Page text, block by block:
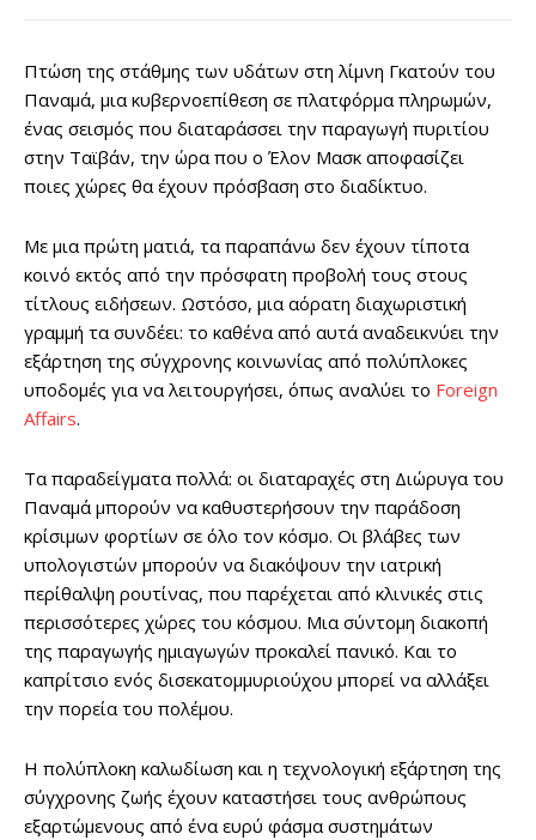
Πτώση της στάθμης των υδάτων στη λίμνη Γκατούν του
Παναμά, μια κυβερνοεπίθεση σε πλατφόρμα πληρωμών,
ένας σεισμός που διαταράσσει την παραγωγή πυριτίου
στην Ταϊβάν, την ώρα που ο Έλον Μασκ αποφασίζει
ποιες χώρες θα έχουν πρόσβαση στο διαδίκτυο.
Με μια πρώτη ματιά, τα παραπάνω δεν έχουν τίποτα
κοινό εκτός από την πρόσφατη προβολή τους στους
τίτλους ειδήσεων. Ωστόσο, μια αόρατη διαχωριστική
γραμμή τα συνδέει: το καθένα από αυτά αναδεικνύει την
εξάρτηση της σύγχρονης κοινωνίας από πολύπλοκες
υποδομές για να λειτουργήσει, όπως αναλύει το Foreign
Affairs.
Τα παραδείγματα πολλά: οι διαταραχές στη Διώρυγα του
Παναμά μπορούν να καθυστερήσουν την παράδοση
κρίσιμων φορτίων σε όλο τον κόσμο. Οι βλάβες των
υπολογιστών μπορούν να διακόψουν την ιατρική
περίθαλψη ρουτίνας, που παρέχεται από κλινικές στις
περισσότερες χώρες του κόσμου. Μια σύντομη διακοπή
της παραγωγής ημιαγωγών προκαλεί πανικό. Και το
καπρίτσιο ενός δισεκατομμυριούχου μπορεί να αλλάξει
την πορεία του πολέμου.
Η πολύπλοκη καλωδίωση και η τεχνολογική εξάρτηση της
σύγχρονης ζωής έχουν καταστήσει τους ανθρώπους
εξαρτώμενους από ένα ευρύ φάσμα συστημάτων